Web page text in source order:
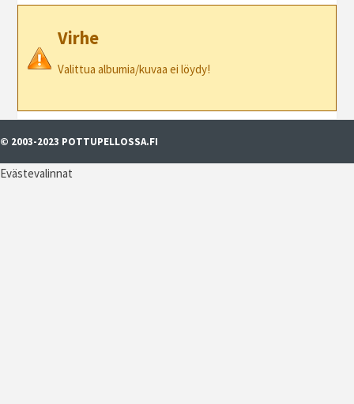
Virhe
Valittua albumia/kuvaa ei löydy!
© 2003-2023 POTTUPELLOSSA.FI
Evästevalinnat